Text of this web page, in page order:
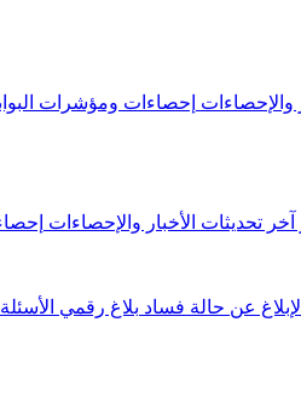
والإحصاءات إحصاءات ومؤشرات
آخر تحديثات الأخبار والإحصاءات
الإبلاغ عن حالة فساد بلاغ رقمي